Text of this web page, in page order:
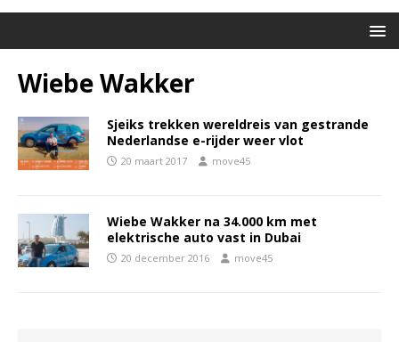
Wiebe Wakker
Sjeiks trekken wereldreis van gestrande
Nederlandse e-rijder weer vlot
20 maart 2017 move45
Wiebe Wakker na 34.000 km met
elektrische auto vast in Dubai
20 december 2016 move45